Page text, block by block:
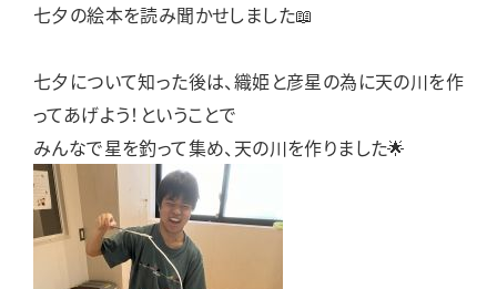
七夕の絵本を読み聞かせしました📖
七夕について知った後は、織姫と彦星の為に天の川を作
ってあげよう！ということで
みんなで星を釣って集め、天の川を作りました🌟